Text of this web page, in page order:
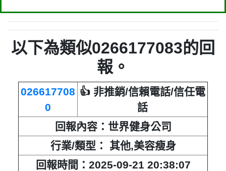
以下為類似0266177083的回
報。
026617708
0
👍 非推銷/信賴電話/信任電
話
回報內容：世界健身公司
行業/類型： 其他,美容瘦身
回報時間：2025-09-21 20:38:07